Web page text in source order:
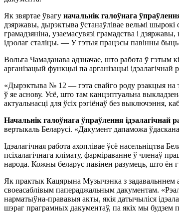
Як звяртае ўвагу начальнiк галоўнага
дзяржавы, дырэктыва ўстанаўлiвае вельмi шырокi
грамадзянiна, узаемасувязi грамадства i
iдэолаг сталiцы. — У гэтыя працэсы павiнны
Вольга Чамаданава адзначае, што работа ў
арганiзацый функцыi па арганiзацыi iдэалагiчнай
«Дырэктыва № 12 — гэта свайго роду рэакцыя
ў яе аснову. Усё, што там канцэптуальна
актуальнасцi для ўсiх рэгiёнаў без выключэння,
Начальнiк галоўнага ўпраўлення
вертыкаль Беларусi. «Дакумент дапаможа
Iдэалагiчная работа ахоплiвае ўсё насельнiцтва
псiхалагiчнага клiмату, фармiраванне ў членаў
народа. Кожны беларус павiнен разумець, што ён
Як практык Кацярына Музычэнка з задавальннем
своеасаблiвым папераджальным дакументам.
нарматыўна-прававыя акты, якiя датычылiся
шэраг праграмных дакументаў, па якiх мы будзем